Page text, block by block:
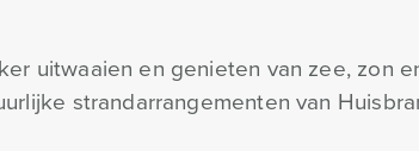
uitwaaien en genieten van zee, zon
strandarrangementen van